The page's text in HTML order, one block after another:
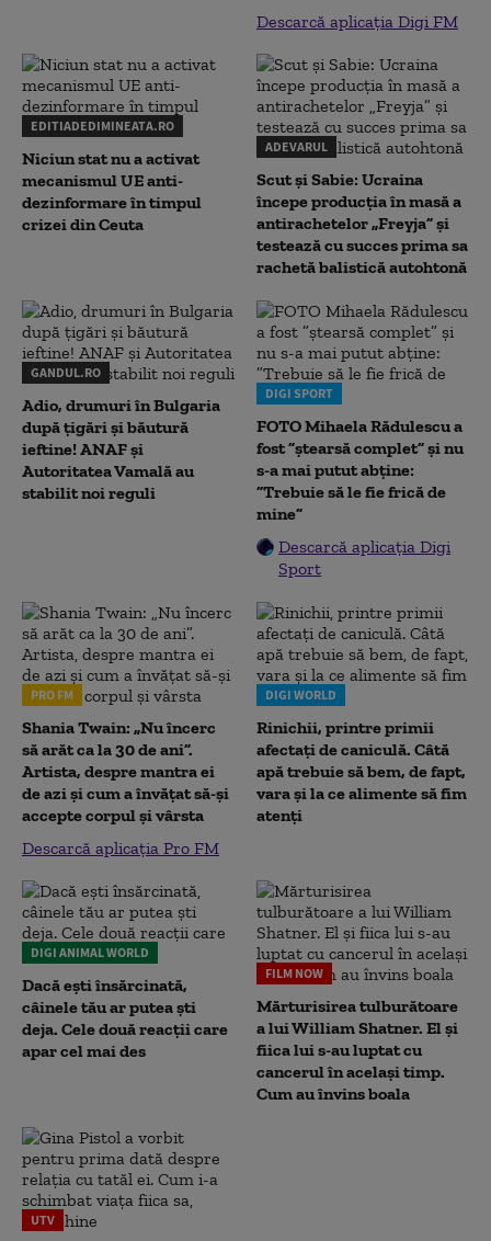
Descarcă aplicația Digi FM
EDITIADEDIMINEATA.RO
Niciun stat nu a activat
mecanismul UE anti-
dezinformare în timpul
crizei din Ceuta
ADEVARUL
Scut și Sabie: Ucraina
începe producția în masă a
antirachetelor „Freyja” și
testează cu succes prima sa
rachetă balistică autohtonă
GANDUL.RO
Adio, drumuri în Bulgaria
după țigări și băutură
ieftine! ANAF și
Autoritatea Vamală au
stabilit noi reguli
DIGI SPORT
FOTO Mihaela Rădulescu a
fost ”ștearsă complet” și nu
s-a mai putut abține:
”Trebuie să le fie frică de
mine”
Descarcă aplicația Digi
Sport
PRO FM
Shania Twain: „Nu încerc
să arăt ca la 30 de ani”.
Artista, despre mantra ei
de azi și cum a învățat să-și
accepte corpul și vârsta
Descarcă aplicația Pro FM
DIGI WORLD
Rinichii, printre primii
afectați de caniculă. Câtă
apă trebuie să bem, de fapt,
vara și la ce alimente să fim
atenți
DIGI ANIMAL WORLD
Dacă ești însărcinată,
câinele tău ar putea ști
deja. Cele două reacții care
apar cel mai des
FILM NOW
Mărturisirea tulburătoare
a lui William Shatner. El și
fiica lui s-au luptat cu
cancerul în același timp.
Cum au învins boala
UTV